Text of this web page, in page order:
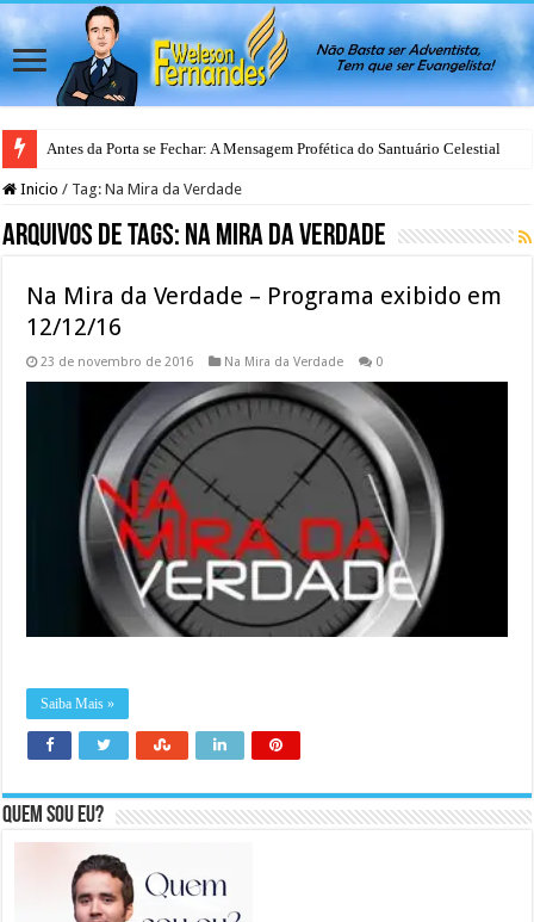
Antes da Porta se Fechar: A Mensagem Profética do Santuário Celestial
Inicio / Tag:Na Mira da Verdade
Arquivos de Tags: Na Mira da Verdade
Na Mira da Verdade – Programa exibido em
12/12/16
23 de novembro de 2016 Na Mira da Verdade 0
Saiba Mais »
Quem sou eu?